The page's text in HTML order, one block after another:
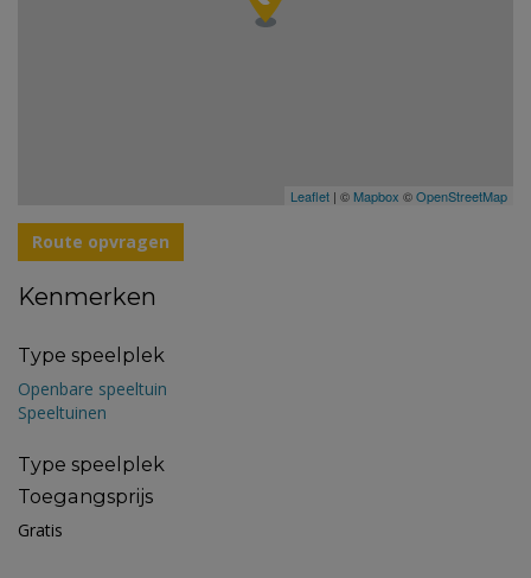
Leaflet | © Mapbox ©OpenStreetMap
Route opvragen
Kenmerken
Type speelplek
Openbare speeltuin
Speeltuinen
Type speelplek
Toegangsprijs
Gratis